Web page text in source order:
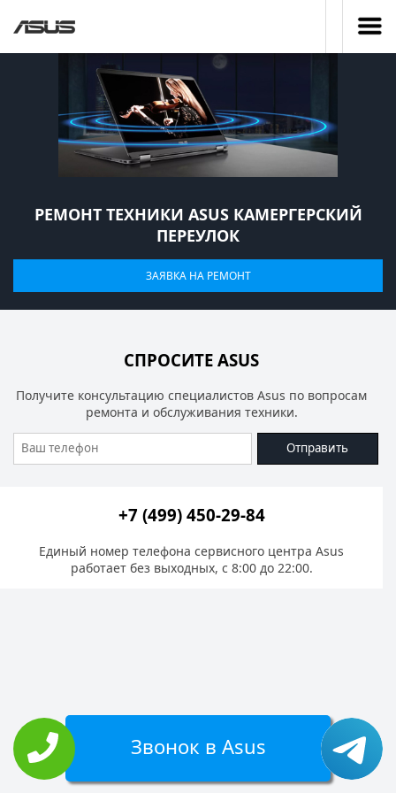
РЕМОНТ ТЕХНИКИ ASUS КАМЕРГЕРСКИЙ
ПЕРЕУЛОК
ЗАЯВКА НА РЕМОНТ
СПРОСИТЕ ASUS
Получите консультацию специалистов Asus по вопросам
ремонта и обслуживания техники.
Отправить
+7 (499) 450-29-84
Единый номер телефона сервисного центра Asus
работает без выходных, с 8:00 до 22:00.
Звонок в Asus